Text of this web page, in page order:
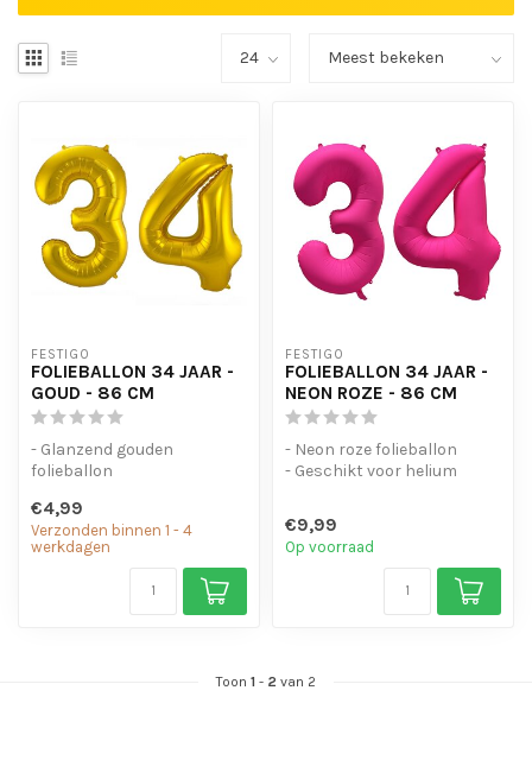
FESTIGO
FOLIEBALLON 34 JAAR -
GOUD - 86 CM
- Glanzend gouden
folieballon
lucht
- Met oogjes om ...
€4,99
Verzonden binnen 1 - 4
werkdagen
FESTIGO
FOLIEBALLON 34 JAAR -
NEON ROZE - 86 CM
- Neon roze folieballon
- Geschikt voor helium
€9,99
Op voorraad
Toon 1 - 2 van 2